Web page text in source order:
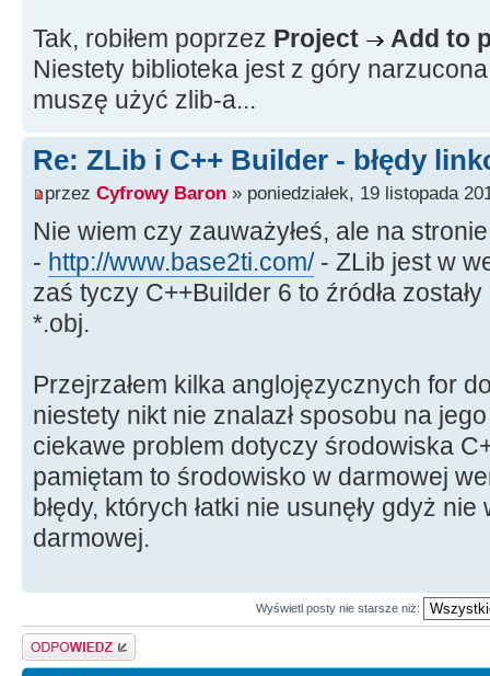
Tak, robiłem poprzez Project
Add to
Niestety biblioteka jest z góry
muszę użyć zlib-a...
Re: ZLib i C++ Builder - błędy
przez Cyfrowy Baron » poniedziałek, 19 listopada
Nie wiem czy zauważyłeś, ale na
- http://www.base2ti.com/- ZLib jest w
zaś tyczy C++Builder 6 to źródła
*.obj.
Przejrzałem kilka anglojęzycznych for
niestety nikt nie znalazł sposobu na
ciekawe problem dotyczy środowiska
pamiętam to środowisko w darmowej
błędy, których łatki nie usunęły gdyż
darmowej.
Wyświetl posty nie starsze niż:
Odpowiedz